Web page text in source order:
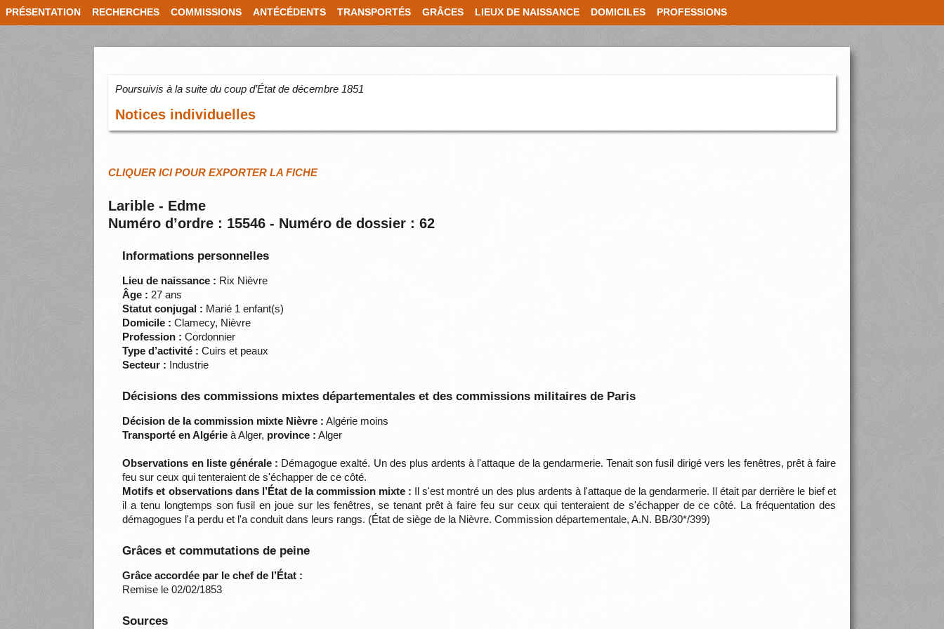
PRÉSENTATION RECHERCHES COMMISSIONS ANTÉCÉDENTS TRANSPORTÉS GRÂCES LIEUX DE NAISSANCE DOMICILES PROFESSIONS
Poursuivis à la suite du coup d’État de décembre 1851
Notices individuelles
CLIQUER ICI POUR EXPORTER LA FICHE
Larible - Edme
Numéro d’ordre : 15546 - Numéro de dossier : 62
Informations personnelles
Lieu de naissance : Rix Nièvre
Âge : 27 ans
Statut conjugal : Marié 1 enfant(s)
Domicile : Clamecy, Nièvre
Profession : Cordonnier
Type d’activité : Cuirs et peaux
Secteur : Industrie
Décisions des commissions mixtes départementales et des commissions militaires de Paris
Décision de la commission mixte Nièvre : Algérie moins
Transporté en Algérie à Alger, province : Alger
Observations en liste générale : Démagogue exalté. Un des plus ardents à l'attaque de la gendarmerie. Tenait son fusil dirigé vers les fenêtres, prêt à faire
feu sur ceux qui tenteraient de s'échapper de ce côté.
Motifs et observations dans l’État de la commission mixte : Il s'est montré un des plus ardents à l'attaque de la gendarmerie. Il était par derrière le bief et
il a tenu longtemps son fusil en joue sur les fenêtres, se tenant prêt à faire feu sur ceux qui tenteraient de s'échapper de ce côté. La fréquentation des
démagogues l'a perdu et l'a conduit dans leurs rangs. (État de siège de la Nièvre. Commission départementale, A.N. BB/30*/399)
Grâces et commutations de peine
Grâce accordée par le chef de l’État :
Remise le 02/02/1853
Sources